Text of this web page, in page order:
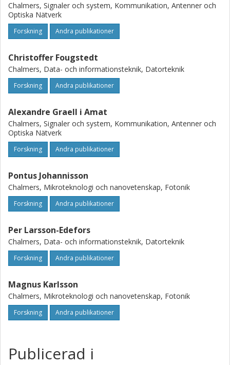
Chalmers, Signaler och system, Kommunikation, Antenner och
Optiska Nätverk
Forskning Andra publikationer
Christoffer Fougstedt
Chalmers, Data- och informationsteknik, Datorteknik
Forskning Andra publikationer
Alexandre Graell i Amat
Chalmers, Signaler och system, Kommunikation, Antenner och
Optiska Nätverk
Forskning Andra publikationer
Pontus Johannisson
Chalmers, Mikroteknologi och nanovetenskap, Fotonik
Forskning Andra publikationer
Per Larsson-Edefors
Chalmers, Data- och informationsteknik, Datorteknik
Forskning Andra publikationer
Magnus Karlsson
Chalmers, Mikroteknologi och nanovetenskap, Fotonik
Forskning Andra publikationer
Publicerad i